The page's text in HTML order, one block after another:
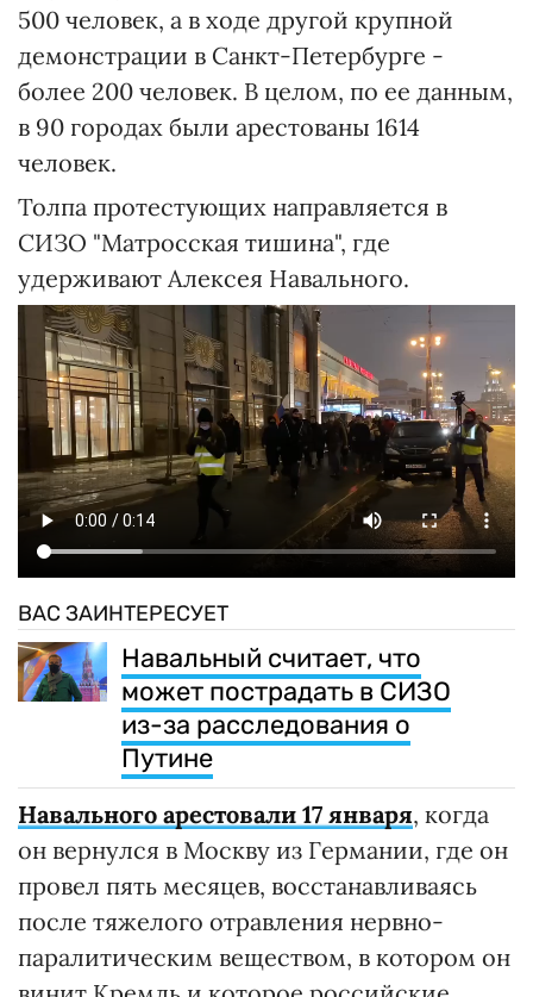
500 человек, а в ходе другой крупной
демонстрации в Санкт-Петербурге -
более 200 человек. В целом, по ее данным,
в 90 городах были арестованы 1614
человек.
Толпа протестующих направляется в
СИЗО "Матросская тишина", где
удерживают Алексея Навального.
ВАС ЗАИНТЕРЕСУЕТ
Навальный считает, что
может пострадать в СИЗО
из-за расследования о
Путине
Навального арестовали 17 января, когда
он вернулся в Москву из Германии, где он
провел пять месяцев, восстанавливаясь
после тяжелого отравления нервно-
паралитическим веществом, в котором он